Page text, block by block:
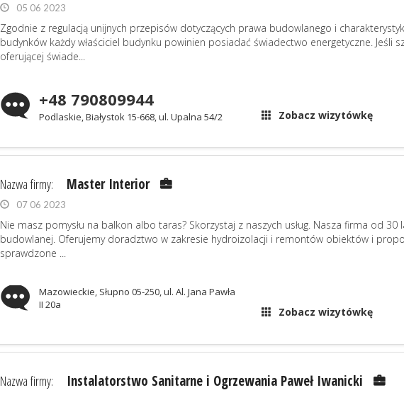
05 06 2023
Zgodnie z regulacją unijnych przepisów dotyczących prawa budowlanego i
budynków każdy właściciel budynku powinien posiadać świadectwo energetyczne. Jeśli
oferującej świade...
+48 790809944
Podlaskie, Białystok 15-668, ul. Upalna 54/2 Zobacz wizytówkę
Nazwa firmy: Master Interior
07 06 2023
Nie masz pomysłu na balkon albo taras? Skorzystaj z naszych usług. Nasza firma od 30
budowlanej. Oferujemy doradztwo w zakresie hydroizolacji i remontów obiektów i
sprawdzone ...
Mazowieckie, Słupno 05-250, ul. Al. Jana Pawła
II 20a
Zobacz wizytówkę
Nazwa firmy: Instalatorstwo Sanitarne i Ogrzewania Paweł Iwanicki